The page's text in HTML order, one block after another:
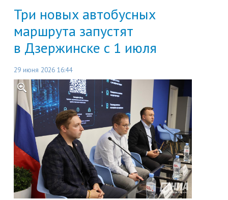
Три новых автобусных
маршрута запустят
в Дзержинске с 1 июля
29 июня 2026 16:44